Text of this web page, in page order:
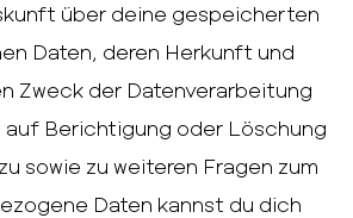
über deine gespeicherten
Daten, deren Herkunft und
Zweck der Datenverarbeitung
auf Berichtigung oder Löschung
sowie zu weiteren Fragen zum
Daten kannst du dich